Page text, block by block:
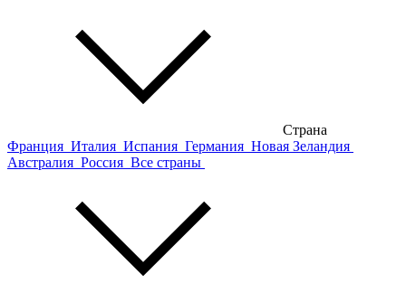
Страна
Франция Италия Испания Германия Новая Зеландия
Австралия Россия Все страны